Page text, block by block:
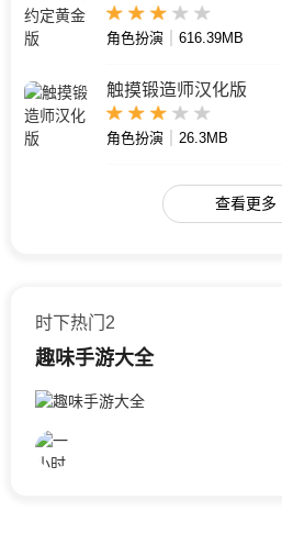
角色扮演 616.39MB
触摸锻造师汉化版
角色扮演 26.3MB
查看更多
时下热门2
趣味手游大全